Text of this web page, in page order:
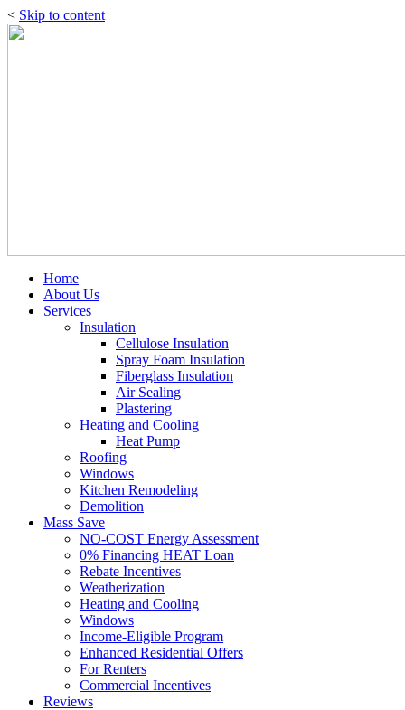
< Skip to content
Home
About Us
Services
Insulation
Cellulose Insulation
Spray Foam Insulation
Fiberglass Insulation
Air Sealing
Plastering
Heating and Cooling
Heat Pump
Roofing
Windows
Kitchen Remodeling
Demolition
Mass Save
NO-COST Energy Assessment
0% Financing HEAT Loan
Rebate Incentives
Weatherization
Heating and Cooling
Windows
Income-Eligible Program
Enhanced Residential Offers
For Renters
Commercial Incentives
Reviews